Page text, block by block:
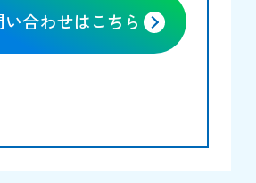
い合わせはこちら